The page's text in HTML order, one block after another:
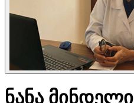
ნანა მინდელი